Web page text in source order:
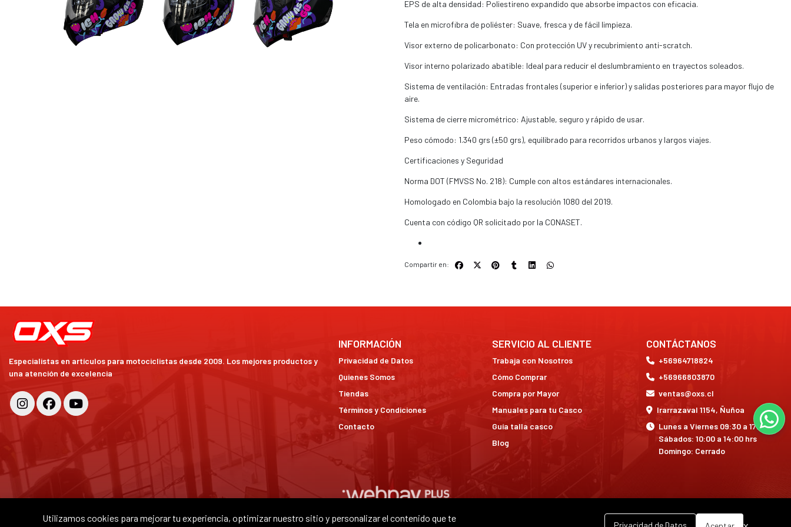
EPS de alta densidad: Poliestireno expandido que absorbe impactos con eficacia.
Tela en microfibra de poliéster: Suave, fresca y de fácil limpieza.
Visor externo de policarbonato: Con protección UV y recubrimiento anti-scratch.
Visor interno polarizado abatible: Ideal para reducir el deslumbramiento en trayectos soleados.
Sistema de ventilación: Entradas frontales (superior e inferior) y salidas posteriores para mayor flujo de
aire.
Sistema de cierre micrométrico: Ajustable, seguro y rápido de usar.
Peso cómodo: 1.340 grs (±50 grs), equilibrado para recorridos urbanos y largos viajes.
Certificaciones y Seguridad
Norma DOT (FMVSS No. 218): Cumple con altos estándares internacionales.
Homologado en Colombia bajo la resolución 1080 del 2019.
Cuenta con código QR solicitado por la CONASET.
Compartir en:
Especialistas en artículos para motociclistas desde 2009. Los mejores productos y
una atención de excelencia
INFORMACIÓN
Privacidad de Datos
Quienes Somos
Tiendas
Términos y Condiciones
Contacto
SERVICIO AL CLIENTE
Trabaja con Nosotros
Cómo Comprar
Compra por Mayor
Manuales para tu Casco
Guía talla casco
Blog
CONTÁCTANOS
+56964718824
+56966803870
ventas@oxs.cl
Irarrazaval 1154, Ñuñoa
Lunes a Viernes 09:30 a 17:30 hrs
Sábados: 10:00 a 14:00 hrs
Domingo: Cerrado
Utilizamos cookies para mejorar tu experiencia, optimizar nuestro sitio y personalizar el contenido que te
Privacidad de Datos